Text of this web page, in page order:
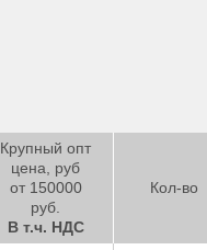
Крупный опт
цена, руб
от 150000
руб.
В т.ч. НДС
Кол-во